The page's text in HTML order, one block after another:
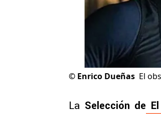
© Enrico Dueñas El
La Selección de